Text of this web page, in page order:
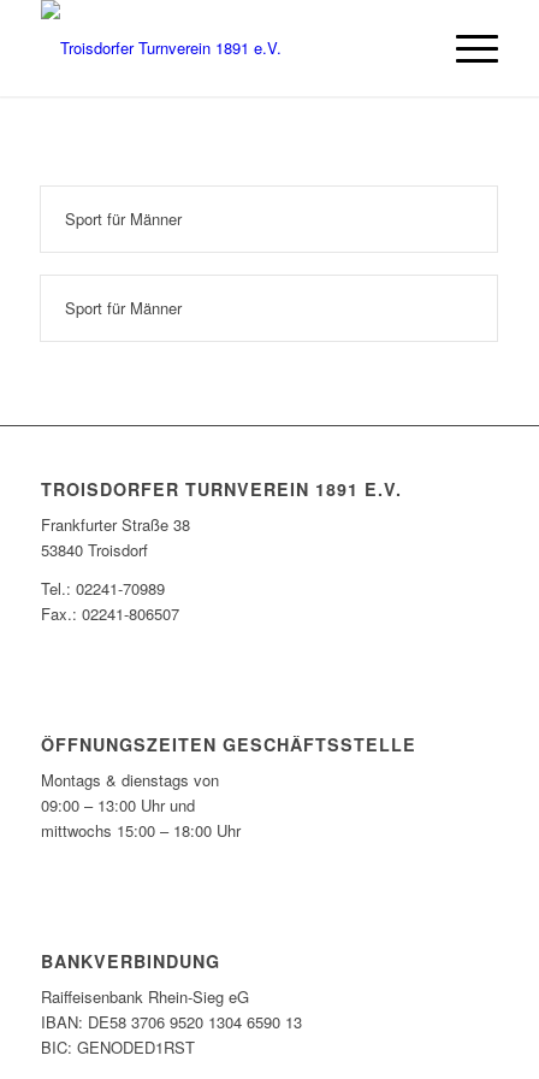
Sport für Männer
Sport für Männer
TROISDORFER TURNVEREIN 1891 E.V.
Frankfurter Straße 38
53840 Troisdorf
Tel.: 02241-70989
Fax.: 02241-806507
ÖFFNUNGSZEITEN GESCHÄFTSSTELLE
Montags & dienstags von
09:00 – 13:00 Uhr und
mittwochs 15:00 – 18:00 Uhr
BANKVERBINDUNG
Raiffeisenbank Rhein-Sieg eG
IBAN: DE58 3706 9520 1304 6590 13
BIC: GENODED1RST